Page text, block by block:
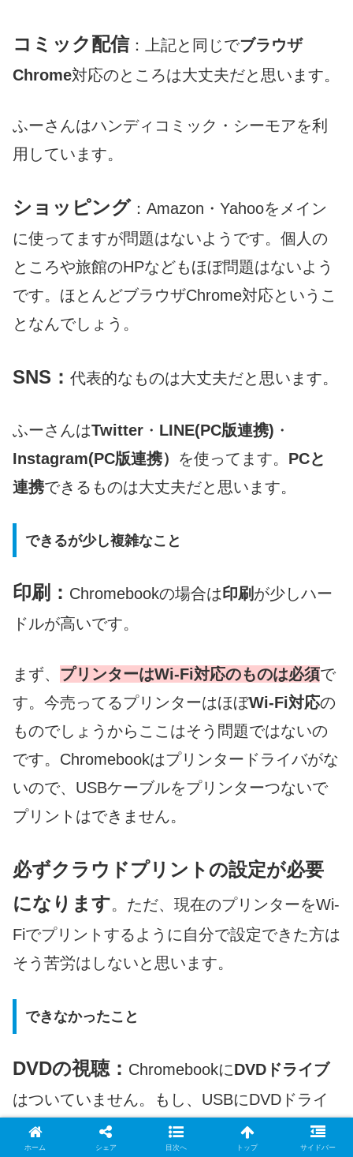
コミック配信：上記と同じでブラウザ
Chrome対応のところは大丈夫だと思います。
ふーさんはハンディコミック・シーモアを利
用しています。
ショッピング ：Amazon・Yahooをメイン
に使ってますが問題はないようです。個人の
ところや旅館のHPなどもほぼ問題はないよう
です。ほとんどブラウザChrome対応というこ
となんでしょう。
SNS： 代表的なものは大丈夫だと思います。
ふーさんはTwitter ・ LINE(PC版連携) ・
Instagram(PC版連携） を使ってます。 PCと
連携できるものは大丈夫だと思います。
できるが少し複雑なこと
印刷： Chromebookの場合は印刷が少しハー
ドルが高いです。
まず、 プリンターはWi-Fi対応のものは必須で
す。今売ってるプリンターはほぼWi-Fi対応の
ものでしょうからここはそう問題ではないの
です。Chromebookはプリンタードライバがな
いので、USBケーブルをプリンターつないで
プリントはできません。
必ずクラウドプリントの設定が必要
になります。ただ、現在のプリンターをWi-
Fiでプリントするように自分で設定できた方は
そう苦労はしないと思います。
できなかったこと
DVDの視聴： ChromebookにDVDドライブ
はついていません。もし、USBにDVDドライ
ブをつないでも市販やレンタルの映画や音楽
ホーム シェア 目次へ トップ サイドバー